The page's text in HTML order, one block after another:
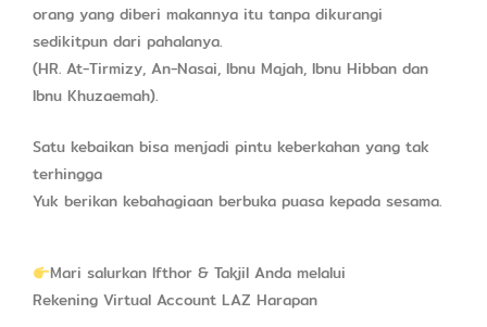
orang yang diberi makannya itu tanpa dikurangi
sedikitpun dari pahalanya.
(HR. At-Tirmizy, An-Nasai, Ibnu Majah, Ibnu Hibban dan
Ibnu Khuzaemah).
Satu kebaikan bisa menjadi pintu keberkahan yang tak
terhingga
Yuk berikan kebahagiaan berbuka puasa kepada sesama.
Mari salurkan Ifthor & Takjil Anda melalui
Rekening Virtual Account LAZ Harapan